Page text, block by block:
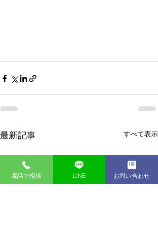
最新記事 すべて表示
電話で相談 LINE お問い合わせ